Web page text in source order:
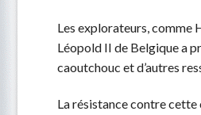
Les explorateurs, comme
Léopold II de Belgique a
caoutchouc et d’autres
La résistance contre cette